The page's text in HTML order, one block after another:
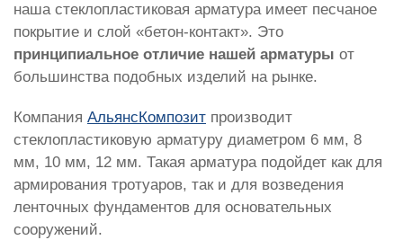
наша стеклопластиковая арматура имеет песчаное
покрытие и слой «бетон-контакт». Это
принципиальное отличие нашей арматуры от
большинства подобных изделий на рынке.
Компания АльянсКомпозит производит
стеклопластиковую арматуру диаметром 6 мм, 8
мм, 10 мм, 12 мм. Такая арматура подойдет как для
армирования тротуаров, так и для возведения
ленточных фундаментов для основательных
сооружений.